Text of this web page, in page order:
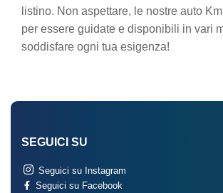
listino. Non aspettare, le nostre auto
per essere guidate e disponibili in vari
soddisfare ogni tua esigenza!
SEGUICI SU
Seguici su Instagram
Seguici su Facebook